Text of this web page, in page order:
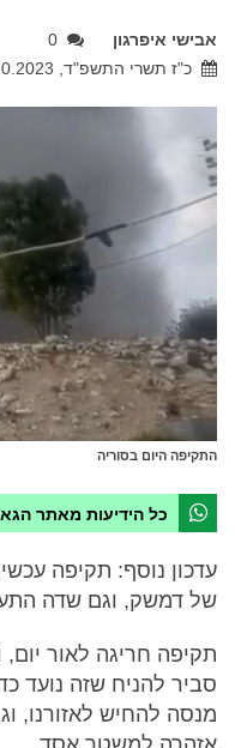
אבישי איפרגון
0
כ"ז תשרי התשפ"ד, 12.10.2023, 15:00
התקיפה היום בסוריה
כל הידיעות מאתר
עדכון נוסף: תקיפה
של דמשק, וגם שדה
תקיפה חריגה לאור
סביר להניח שזה נועד
מנסה להחיש לאזורנו,